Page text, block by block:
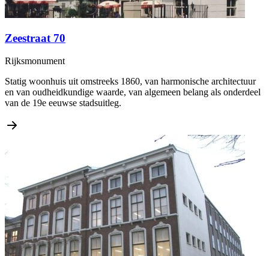
Zeestraat 70
Rijksmonument
Statig woonhuis uit omstreeks 1860, van harmonische architectuur
en van oudheidkundige waarde, van algemeen belang als onderdeel
van de 19e eeuwse stadsuitleg.